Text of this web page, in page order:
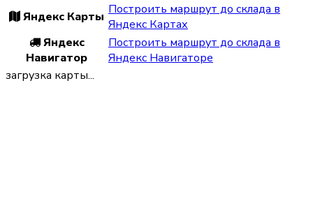
Яндекс Карты Построить маршрут до склада в
Яндекс Картах
Яндекс
Навигатор
Построить маршрут до склада в
Яндекс Навигаторе
загрузка карты...